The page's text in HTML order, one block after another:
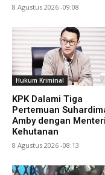
8 Agustus 2026 -09:08
Hukum Kriminal
KPK Dalami Tiga
Pertemuan
Amby dengan Menteri
Kehutanan
8 Agustus 2026 -08:13